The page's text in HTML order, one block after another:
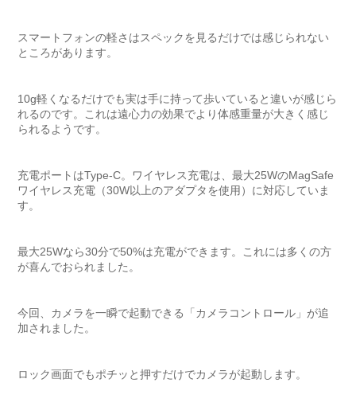
スマートフォンの軽さはスペックを見るだけでは感じられない
ところがあります。
10g軽くなるだけでも実は手に持って歩いていると違いが感じら
れるのです。これは遠心力の効果でより体感重量が大きく感じ
られるようです。
充電ポートはType-C。ワイヤレス充電は、最大25WのMagSafe
ワイヤレス充電（30W以上のアダプタを使用）に対応していま
す。
最大25Wなら30分で50%は充電ができます。これには多くの方
が喜んでおられました。
今回、カメラを一瞬で起動できる「カメラコントロール」が追
加されました。
ロック画面でもポチッと押すだけでカメラが起動します。